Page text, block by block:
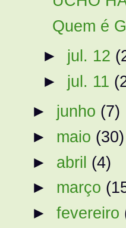
Quem é
► jul. 12
► jul. 11
► junho (7)
► maio (30)
► abril (4)
► março
►fevereiro